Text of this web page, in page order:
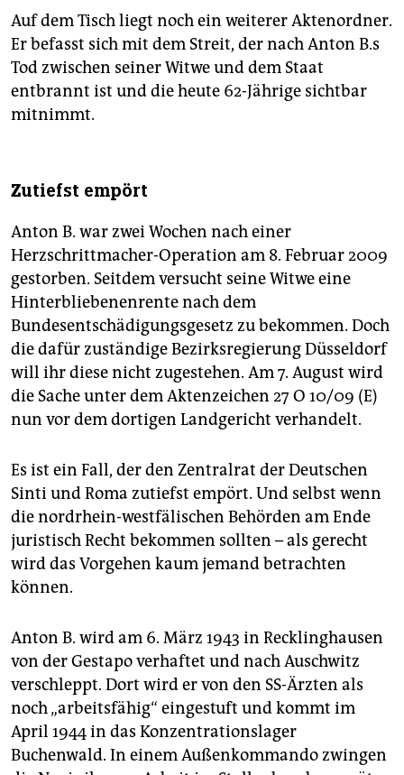
Auf dem Tisch liegt noch ein weiterer Aktenordner.
Er befasst sich mit dem Streit, der nach Anton B.s
Tod zwischen seiner Witwe und dem Staat
entbrannt ist und die heute 62-Jährige sichtbar
mitnimmt.
Zutiefst empört
Anton B. war zwei Wochen nach einer
Herzschrittmacher-Operation am 8. Februar 2009
gestorben. Seitdem versucht seine Witwe eine
Hinterbliebenenrente nach dem
Bundesentschädigungsgesetz zu bekommen. Doch
die dafür zuständige Bezirksregierung Düsseldorf
will ihr diese nicht zugestehen. Am 7. August wird
die Sache unter dem Aktenzeichen 27 O 10/09 (E)
nun vor dem dortigen Landgericht verhandelt.
Es ist ein Fall, der den Zentralrat der Deutschen
Sinti und Roma zutiefst empört. Und selbst wenn
die nordrhein-westfälischen Behörden am Ende
juristisch Recht bekommen sollten – als gerecht
wird das Vorgehen kaum jemand betrachten
können.
Anton B. wird am 6. März 1943 in Recklinghausen
von der Gestapo verhaftet und nach Auschwitz
verschleppt. Dort wird er von den SS-Ärzten als
noch „arbeitsfähig“ eingestuft und kommt im
April 1944 in das Konzentrationslager
Buchenwald. In einem Außenkommando zwingen